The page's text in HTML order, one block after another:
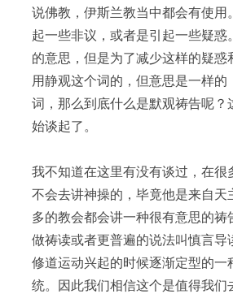
说佛教，伊斯兰教当中都会有使用
起一些非议，或者是引起一些疑惑
的意思，但是为了减少这样的疑惑
用静观这个词的，但意思是一样的
词，那么到底什么是默观祷告呢？
始谈起了。
我不知道在这里有没有谈过，在很
不会去讲神操的，毕竟他是来自天
多的教会都会讲一种很有意思的祷
做祷读或者更普遍的说法叫慎言导
修道运动兴起的时候逐渐定型的一
统。因此我们相信这个是值得我们